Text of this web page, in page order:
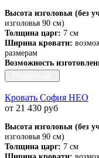
Высота изголовья (без
изголовья 90 см)
Толщина царг: 7 см
Ширина кровати:
размерам
Возможность
Кровать София НЕО
от 21 430 руб
Высота изголовья (без
изголовья 90 см)
Толщина царг: 7 см